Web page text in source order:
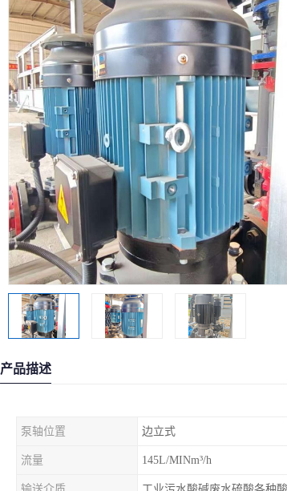
产品描述
泵轴位置 边立式
流量 145L/MINm³/h